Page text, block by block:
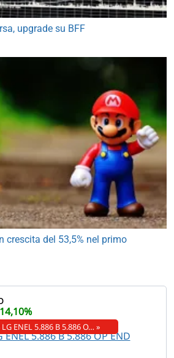
upgrade su BFF
crescita del 53,5% nel primo
LG ENEL 5.886 B 5.886 O… »